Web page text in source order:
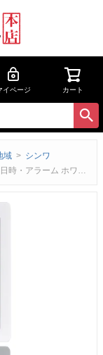
イページ カート
域
シンワ
イト・グレー73373-73398